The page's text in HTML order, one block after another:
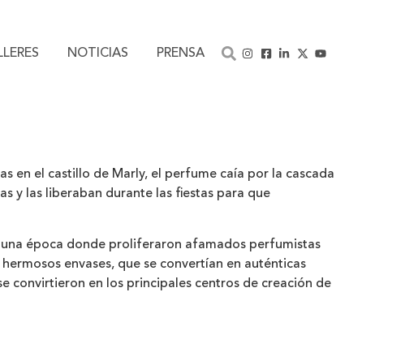
NOTICIAS PRENSA
en el castillo de Marly, el perfume caía por la cascada
y las liberaban durante las fiestas para que
una época donde proliferaron afamados perfumistas
envases, que se convertían en auténticas
convirtieron en los principales centros de creación de